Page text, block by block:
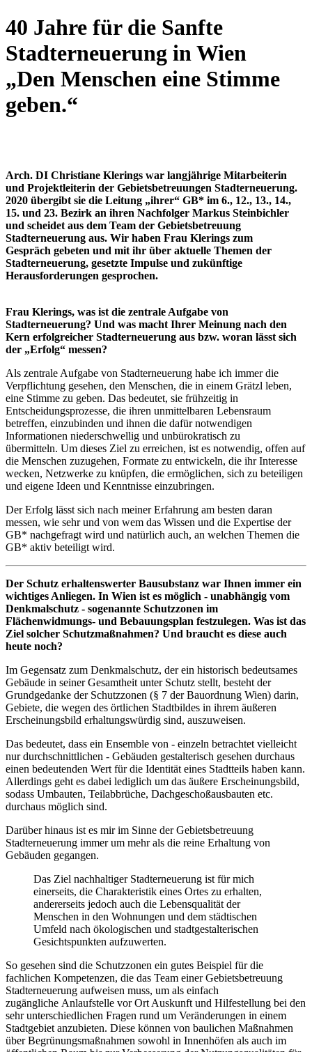
40 Jahre für die Sanfte
Stadterneuerung in Wien
„Den Menschen eine Stimme
geben.“
Arch. DI Christiane Klerings war langjährige Mitarbeiterin
und Projektleiterin der Gebietsbetreuungen Stadterneuerung.
2020 übergibt sie die Leitung „ihrer“ GB* im 6., 12., 13., 14.,
15. und 23. Bezirk an ihren Nachfolger Markus Steinbichler
und scheidet aus dem Team der Gebietsbetreuung
Stadterneuerung aus. Wir haben Frau Klerings zum
Gespräch gebeten und mit ihr über aktuelle Themen der
Stadterneuerung, gesetzte Impulse und zukünftige
Herausforderungen gesprochen.
Frau Klerings, was ist die zentrale Aufgabe von
Stadterneuerung? Und was macht Ihrer Meinung nach den
Kern erfolgreicher Stadterneuerung aus bzw. woran lässt sich
der „Erfolg“ messen?
Als zentrale Aufgabe von Stadterneuerung habe ich immer die
Verpflichtung gesehen, den Menschen, die in einem Grätzl leben,
eine Stimme zu geben. Das bedeutet, sie frühzeitig in
Entscheidungsprozesse, die ihren unmittelbaren Lebensraum
betreffen, einzubinden und ihnen die dafür notwendigen
Informationen niederschwellig und unbürokratisch zu
übermitteln. Um dieses Ziel zu erreichen, ist es notwendig, offen auf
die Menschen zuzugehen, Formate zu entwickeln, die ihr Interesse
wecken, Netzwerke zu knüpfen, die ermöglichen, sich zu beteiligen
und eigene Ideen und Kenntnisse einzubringen.
Der Erfolg lässt sich nach meiner Erfahrung am besten daran
messen, wie sehr und von wem das Wissen und die Expertise der
GB* nachgefragt wird und natürlich auch, an welchen Themen die
GB* aktiv beteiligt wird.
Der Schutz erhaltenswerter Bausubstanz war Ihnen immer ein
wichtiges Anliegen. In Wien ist es möglich - unabhängig vom
Denkmalschutz - sogenannte Schutzzonen im
Flächenwidmungs- und Bebauungsplan festzulegen. Was ist das
Ziel solcher Schutzmaßnahmen? Und braucht es diese auch
heute noch?
Im Gegensatz zum Denkmalschutz, der ein historisch bedeutsames
Gebäude in seiner Gesamtheit unter Schutz stellt, besteht der
Grundgedanke der Schutzzonen (§ 7 der Bauordnung Wien) darin,
Gebiete, die wegen des örtlichen Stadtbildes in ihrem äußeren
Erscheinungsbild erhaltungswürdig sind, auszuweisen.
Das bedeutet, dass ein Ensemble von - einzeln betrachtet vielleicht
nur durchschnittlichen - Gebäuden gestalterisch gesehen durchaus
einen bedeutenden Wert für die Identität eines Stadtteils haben kann.
Allerdings geht es dabei lediglich um das äußere Erscheinungsbild,
sodass Umbauten, Teilabbrüche, Dachgeschoßausbauten etc.
durchaus möglich sind.
Darüber hinaus ist es mir im Sinne der Gebietsbetreuung
Stadterneuerung immer um mehr als die reine Erhaltung von
Gebäuden gegangen.
Das Ziel nachhaltiger Stadterneuerung ist für mich
einerseits, die Charakteristik eines Ortes zu erhalten,
andererseits jedoch auch die Lebensqualität der
Menschen in den Wohnungen und dem städtischen
Umfeld nach ökologischen und stadtgestalterischen
Gesichtspunkten aufzuwerten.
So gesehen sind die Schutzzonen ein gutes Beispiel für die
fachlichen Kompetenzen, die das Team einer Gebietsbetreuung
Stadterneuerung aufweisen muss, um als einfach
zugängliche Anlaufstelle vor Ort Auskunft und Hilfestellung bei den
sehr unterschiedlichen Fragen rund um Veränderungen in einem
Stadtgebiet anzubieten. Diese können von baulichen Maßnahmen
über Begrünungsmaßnahmen sowohl in Innenhöfen als auch im